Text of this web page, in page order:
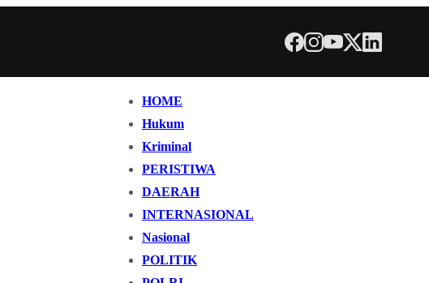
HOME
Hukum
Kriminal
PERISTIWA
DAERAH
INTERNASIONAL
Nasional
POLITIK